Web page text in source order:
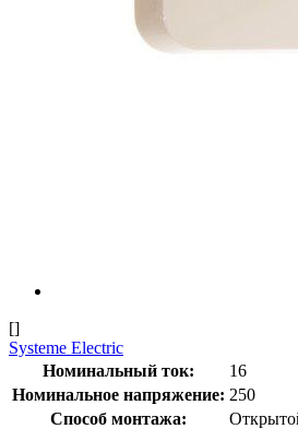
[]
Systeme Electric
Номинальный ток:
16
Номинальное напряжение: 250
Способ монтажа: